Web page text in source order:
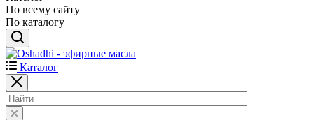
По всему сайту
По каталогу
Каталог